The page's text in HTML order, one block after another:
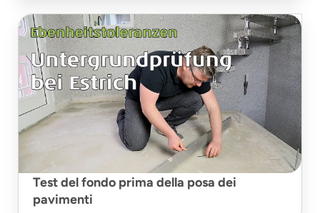
Test del fondo prima della posa dei
pavimenti